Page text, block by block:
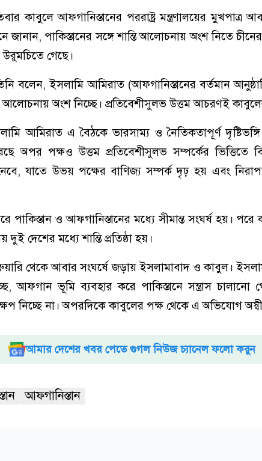
কাবুলে আফগানিস্তানের পররাষ্ট্র মন্ত্রণালয়ের মুখপাত্র
জানান, পাকিস্তানের সঙ্গে শান্তি আলোচনায় অংশ নিতে
গেছে।
বলেন, ইসলামি আমিরাত (আফগানিস্তানের বর্তমান
আলোচনায় অংশ নিচ্ছে। প্রতিবেশীসুলভ উত্তম আচরণই
আমিরাত এ বৈঠকে ভারসাম্য ও নৈতিকতাপূর্ণ দৃষ্টিভঙ্গি
অপর পক্ষও উত্তম প্রতিবেশীসুলভ সম্পর্কের ভিত্তিতে
যাতে উভয় পক্ষের বাণিজ্য সম্পর্ক দৃঢ় হয় এবং
পাকিস্তান ও আফগানিস্তানের মধ্যে সীমান্ত সংঘর্ষ হয়।
দুই দেশের মধ্যে শান্তি প্রতিষ্ঠা হয়।
থেকে আবার সংঘর্ষে জড়ায় ইসলামাবাদ ও কাবুল।
আফগান ভূমি ব্যবহার করে পাকিস্তানে সন্ত্রাস চালানো
নিচ্ছে না। অপরদিকে কাবুলের পক্ষ থেকে এ অভিযোগ
আমার দেশের খবর পেতে গুগল নিউজ চ্যানেল ফলো করুন
আফগানিস্তান